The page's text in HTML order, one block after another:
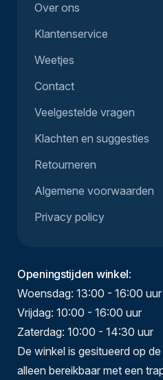
Over ons
Klantenservice
Weetjes
Contact
Veelgestelde vragen
Klachten en suggesties
Retourneren
Algemene voorwaarden
Privacy policy
Openingstijden winkel:
Woensdag: 13:00 - 16:00 uur
Vrijdag: 10:00 - 16:00 uur
Zaterdag: 10:00 - 14:30 uur
De winkel is gesitueerd op
alleen bereikbaar met een